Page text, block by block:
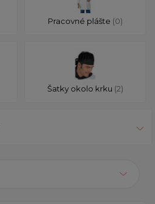
Pracovné plášte (0)
Šatky okolo krku (2)